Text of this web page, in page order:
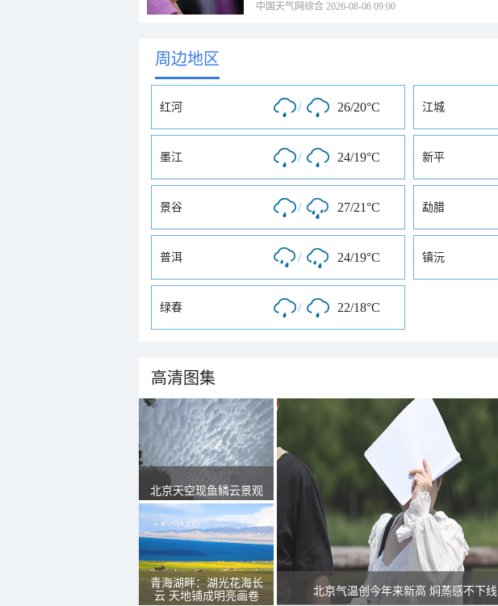
中国天气网综合 2026-08-06 09:00
周边地区
红河 / 26/20°C 江城
墨江 / 24/19°C 新平
景谷 / 27/21°C 勐腊
普洱 / 24/19°C 镇沅
绿春 / 22/18°C
高清图集
北京天空现鱼鳞云景观
青海湖畔：湖光花海长
云 天地铺成明亮画卷
北京气温创今年来新高 焖蒸感不下线